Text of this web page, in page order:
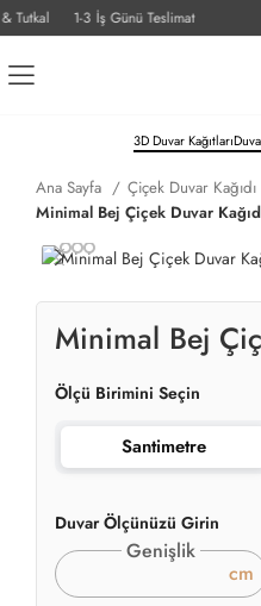
1-3 İş Günü Teslimat
3D Duvar Kağıtları
Ana Sayfa Çiçek Duvar Kağıdı
Minimal Bej Çiçek Duvar
Minimal Bej
Ölçü Birimini Seçin
Santimetre
Duvar Ölçünüzü Girin
Genişlik
cm